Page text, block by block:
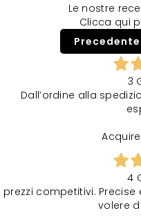
Le nostre
Clicca qui
Precedente
3
Dall’ordine alla
4
prezzi competitivi.
volere